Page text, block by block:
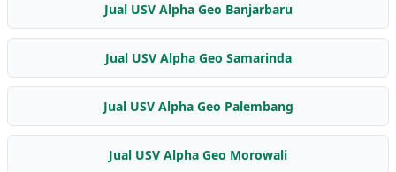
Jual USV Alpha Geo Banjarbaru
Jual USV Alpha Geo Samarinda
Jual USV Alpha Geo Palembang
Jual USV Alpha Geo Morowali